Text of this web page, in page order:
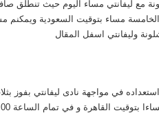
مع ليفانتي مساء اليوم حيث تنطلق
مساء بتوقيت السعودية ويمكنم
وليفانتي اسفل المقال
في مواجهة نادى ليفانتي بفوز